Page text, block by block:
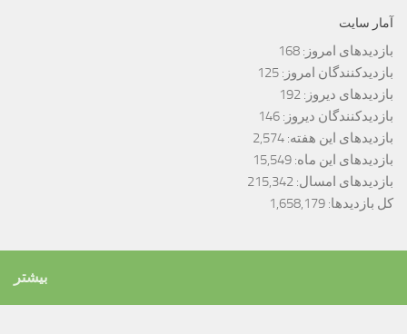
آمار سایت
بازدیدهای امروز: 168
بازدیدکنندگان امروز: 125
بازدیدهای دیروز: 192
بازدیدکنندگان دیروز: 146
بازدیدهای این هفته: 2,574
بازدیدهای این ماه: 15,549
بازدیدهای امسال: 215,342
کل بازدیدها: 1,658,179
بیشتر